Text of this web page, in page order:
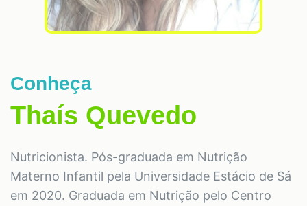
Conheça
Thaís Quevedo
Nutricionista. Pós-graduada em Nutrição
Materno Infantil pela Universidade Estácio de Sá
em 2020. Graduada em Nutrição pelo Centro